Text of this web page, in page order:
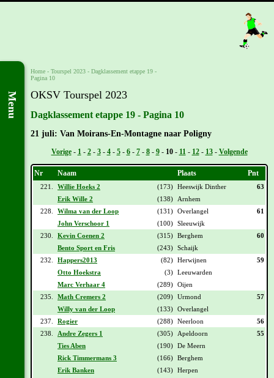
Menu
Home - Tourspel 2023 - Dagklassement etappe 19 -
Pagina 10
OKSV Tourspel 2023
Dagklassement etappe 19 - Pagina 10
21 juli: Van Moirans-En-Montagne naar Poligny
Vorige- 1- 2- 3- 4- 5- 6- 7- 8- 9- 10- 11- 12- 13- Volgende
Nr Naam Plaats Pnt
221. Willie Hoeks 2 (173) Heeswijk Dinther
63
Erik Wille 2
(138)
Arnhem
228.
Wilma van der Loop (131) Overlangel
61
John Verschoor 1
(100) Sleeuwijk
230.
Kevin Coenen 2 (315) Berghem
60
Bento Sport en Fris
(243) Schaijk
232.
Happers2013 (82) Herwijnen
59
Otto Hoekstra
(3) Leeuwarden
Marc Verhaar 4
(289) Oijen
235.
Math Cremers 2 (209) Urmond
57
Willy van der Loop
(133) Overlangel
237.
Rogier (288) Neerloon
56
238.
Andre Zegers 1 (305) Apeldoorn
55
Ties Aben
(190) De Meern
Rick Timmermans 3
(166) Berghem
Erik Banken
(143) Herpen